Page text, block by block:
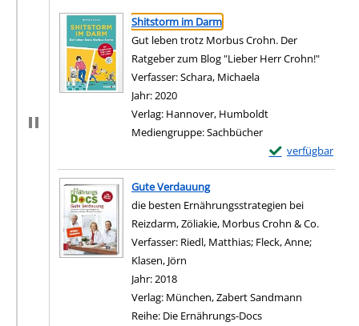
Suchergebnis
Zu den Suchfiltern springen
Shitstorm im Darm
Gut leben trotz Morbus Crohn. Der
Ratgeber zum Blog "Lieber Herr Crohn!"
Verfasser:Schara, Michaela
Jahr:2020
Verlag: Hannover, Humboldt
Mediengruppe:Sachbücher
verfügbar
Exemplar-
Zum Download
Gute Verdauung
die besten Ernährungsstrategien bei
Reizdarm, Zöliakie, Morbus Crohn & Co.
Verfasser: Riedl, Matthias; Fleck, Anne;
Klasen, Jörn
Jahr:2018
Verlag: München, Zabert Sandmann
Reihe: Die Ernährungs-Docs